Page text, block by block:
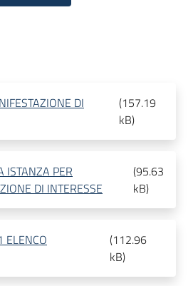
DI
(157.19
kB)
ISTANZA PER
DI INTERESSE
(95.63
kB)
ELENCO
(112.96
kB)